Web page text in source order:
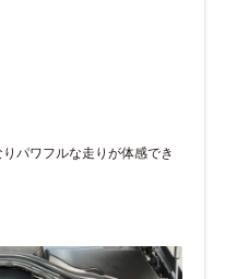
パワフルな走りが体感でき